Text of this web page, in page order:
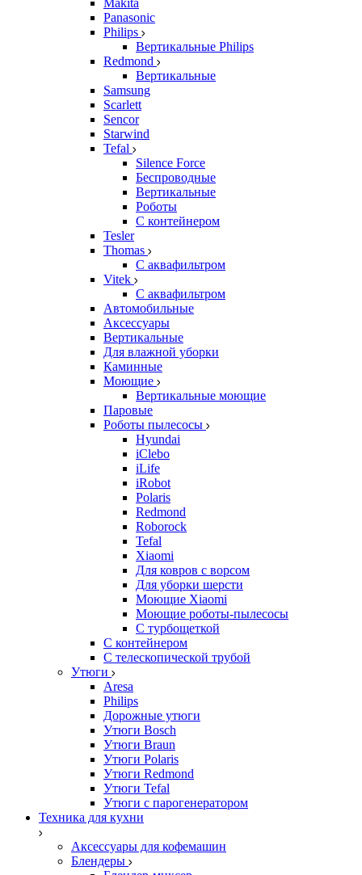
Makita
Panasonic
Philips
Вертикальные Philips
Redmond
Вертикальные
Samsung
Scarlett
Sencor
Starwind
Tefal
Silence Force
Беспроводные
Вертикальные
Роботы
С контейнером
Tesler
Thomas
С аквафильтром
Vitek
С аквафильтром
Автомобильные
Аксессуары
Вертикальные
Для влажной уборки
Каминные
Моющие
Вертикальные моющие
Паровые
Роботы пылесосы
Hyundai
iClebo
iLife
iRobot
Polaris
Redmond
Roborock
Tefal
Xiaomi
Для ковров с ворсом
Для уборки шерсти
Моющие Xiaomi
Моющие роботы-пылесосы
С турбощеткой
С контейнером
С телескопической трубой
Утюги
Aresa
Philips
Дорожные утюги
Утюги Bosch
Утюги Braun
Утюги Polaris
Утюги Redmond
Утюги Tefal
Утюги с парогенератором
Техника для кухни
Аксессуары для кофемашин
Блендеры